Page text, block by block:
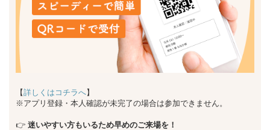
【詳しくはコチラへ】
※アプリ登録・本人確認が未完了の場合は参加できません。
👉 迷いやすい方もいるため早めのご来場を！